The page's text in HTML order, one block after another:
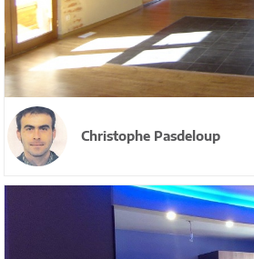
Christophe Pasdeloup